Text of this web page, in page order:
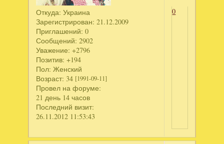
Откуда: Украина
Зарегистрирован: 21.12.2009
Приглашений: 0
Сообщений: 2902
Уважение: +2796
Позитив: +194
Пол: Женский
Возраст: 34 [1991-09-11]
Провел на форуме:
21 день 14 часов
Последний визит:
26.11.2012 11:53:43
0